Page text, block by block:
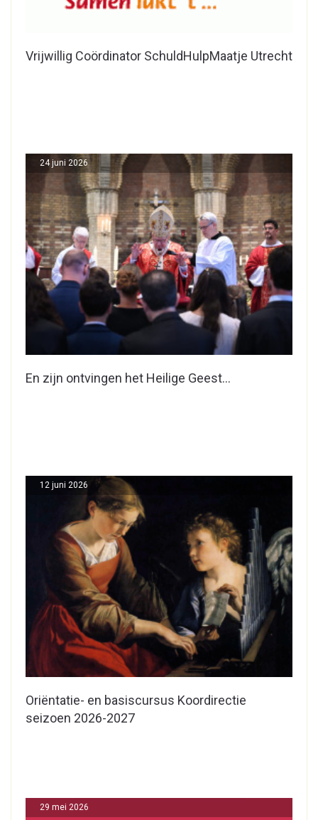
Vrijwillig Coördinator SchuldHulpMaatje Utrecht
En zijn ontvingen het Heilige Geest…
24 juni 2026
Oriëntatie- en basiscursus Koordirectie
seizoen 2026-2027
12 juni 2026
29 mei 2026